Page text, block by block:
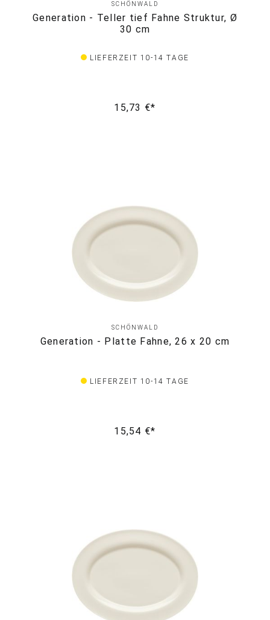
SCHÖNWALD
Generation - Teller tief Fahne Struktur, Ø
30 cm
LIEFERZEIT 10-14 TAGE
15,73 €*
SCHÖNWALD
Generation - Platte Fahne, 26 x 20 cm
LIEFERZEIT 10-14 TAGE
15,54 €*